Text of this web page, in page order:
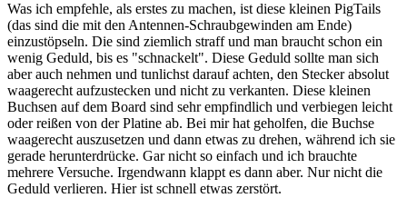
Was ich empfehle, als erstes zu machen, ist diese kleinen PigTails
(das sind die mit den Antennen-Schraubgewinden am Ende)
einzustöpseln. Die sind ziemlich straff und man braucht schon ein
wenig Geduld, bis es "schnackelt". Diese Geduld sollte man sich
aber auch nehmen und tunlichst darauf achten, den Stecker absolut
waagerecht aufzustecken und nicht zu verkanten. Diese kleinen
Buchsen auf dem Board sind sehr empfindlich und verbiegen leicht
oder reißen von der Platine ab. Bei mir hat geholfen, die Buchse
waagerecht auszusetzen und dann etwas zu drehen, während ich sie
gerade herunterdrücke. Gar nicht so einfach und ich brauchte
mehrere Versuche. Irgendwann klappt es dann aber. Nur nicht die
Geduld verlieren. Hier ist schnell etwas zerstört.